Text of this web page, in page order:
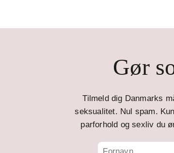
Gør
Tilmeld dig Danmarks
seksualitet. Nul spam.
parforhold og sexliv du